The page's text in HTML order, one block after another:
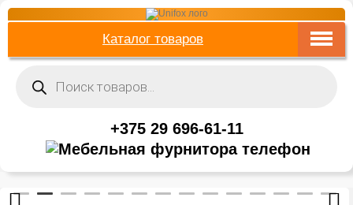
Каталог товаров
товаров
+375 29 696-61-11